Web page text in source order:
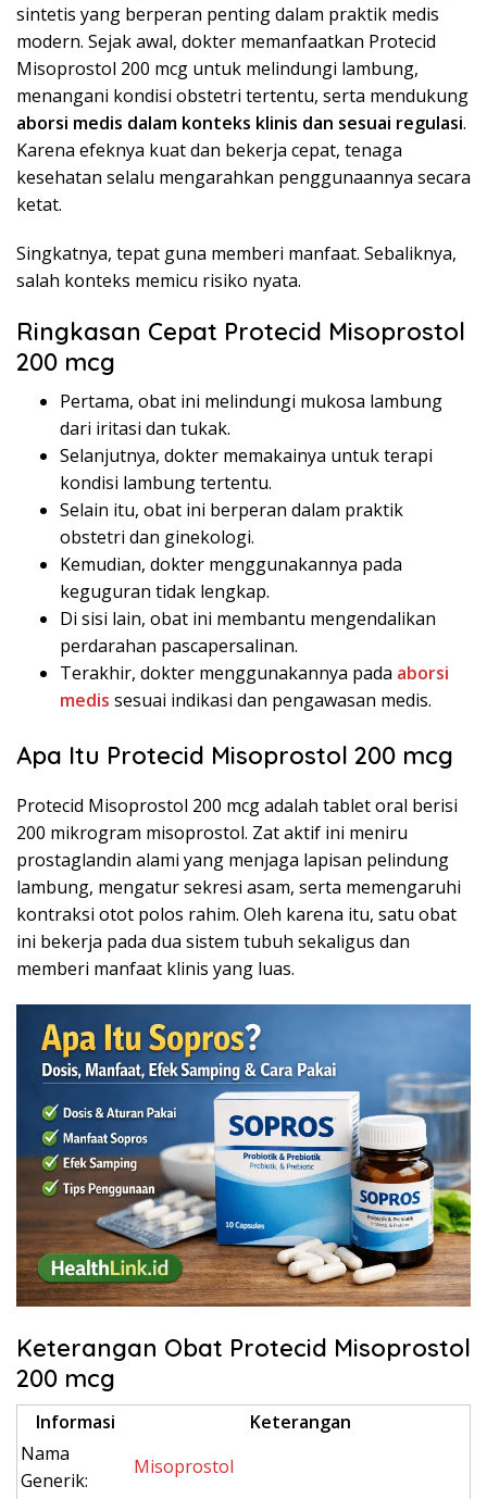
sintetis yang berperan penting dalam praktik medis
modern. Sejak awal, dokter memanfaatkan Protecid
Misoprostol 200 mcg untuk melindungi lambung,
menangani kondisi obstetri tertentu, serta mendukung
aborsi medis dalam konteks klinis dan sesuai regulasi.
Karena efeknya kuat dan bekerja cepat, tenaga
kesehatan selalu mengarahkan penggunaannya secara
ketat.
Singkatnya, tepat guna memberi manfaat. Sebaliknya,
salah konteks memicu risiko nyata.
Ringkasan Cepat Protecid Misoprostol
200 mcg
Pertama, obat ini melindungi mukosa lambung
dari iritasi dan tukak.
Selanjutnya, dokter memakainya untuk terapi
kondisi lambung tertentu.
Selain itu, obat ini berperan dalam praktik
obstetri dan ginekologi.
Kemudian, dokter menggunakannya pada
keguguran tidak lengkap.
Di sisi lain, obat ini membantu mengendalikan
perdarahan pascapersalinan.
Terakhir, dokter menggunakannya pada aborsi
medis sesuai indikasi dan pengawasan medis.
Apa Itu Protecid Misoprostol 200 mcg
Protecid Misoprostol 200 mcg adalah tablet oral berisi
200 mikrogram misoprostol. Zat aktif ini meniru
prostaglandin alami yang menjaga lapisan pelindung
lambung, mengatur sekresi asam, serta memengaruhi
kontraksi otot polos rahim. Oleh karena itu, satu obat
ini bekerja pada dua sistem tubuh sekaligus dan
memberi manfaat klinis yang luas.
Keterangan Obat Protecid Misoprostol
200 mcg
Informasi
Keterangan
Nama
Generik:
Misoprostol